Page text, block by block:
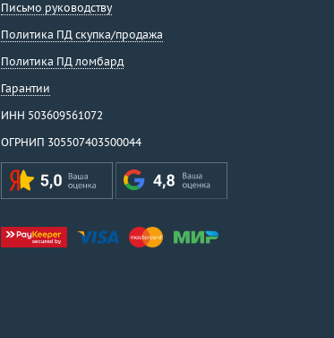
Письмо руководству
Политика ПД скупка/продажа
Политика ПД ломбард
Гарантии
ИНН 503609561072
ОГРНИП 305507403500044